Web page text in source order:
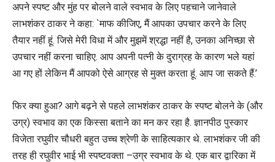
अपने स्पष्ट और मुंह पर बोलने वाले स्वभाव के लिए पहचाने जानेवाले
लाभशंकर ठाकर ने कहा: `माफ कीजिए, मैं आपका उपचार करने के लिए
तैयार नहीं हूं. जिसे मेरी विधा में और मुझमें श्रद्धा नहीं है, उनका अनिच्छा से
उपचार नहीं करना चाहिए. आप अपनी पत्नी के दुराग्रह के कारण भले यहां
आ गए हों लेकिन मैं आपको ऐसे आग्रह से मुक्त करता हूं. आप जा सकते हैं.’
फिर क्या हुआ? आगे बढ़ने से पहले लाभशंकर ठाकर के स्पष्ट बोलने के (और
उग्र) स्वभाव का एक किस्सा बताने का मन कर रहा है. ज्ञानपीठ पुस्कार
विजेता रघुवीर चौधरी बहुत उच्च श्रेणी के साहित्यकार थे. लाभशंकर जी की
तरह ही रघुवीर भाई भी स्पष्टवक्ता –उग्र स्वभाव के थे. एक बार द्वारिका में